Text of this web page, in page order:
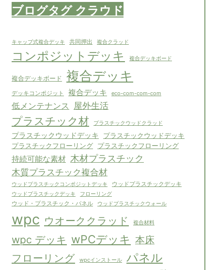
ブログタグ クラウド
キャップ式複合デッキ 共同押出 複合クラッド
コンポジットデッキ 複合デッキボード
複合デッキボード 複合デッキ
デッキコンポジット 複合デッキ eco-com-com-com
低メンテナンス 屋外生活
プラスチック材 プラスチックウッドクラッド
プラスチックウッドデッキ プラスチックウッドデッキ
プラスチックフローリング プラスチックフローリング
持続可能な素材 木材プラスチック
木質プラスチック複合材
ウッドプラスチックコンポジットデッキ ウッドプラスチックデッキ
ウッドプラスチックデッキ フローリング
ウッド・プラスチック・パネル ウッドプラスチックウォール
wpc ウオーククラッド 複合材料
wpc デッキ wPCデッキ 本床
フローリング wpcインストール パネル